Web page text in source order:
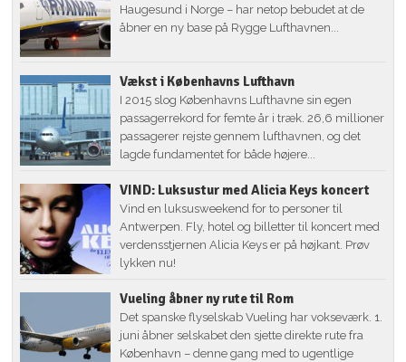
Haugesund i Norge – har netop bebudet at de
åbner en ny base på Rygge Lufthavnen...
Vækst i Københavns Lufthavn
I 2015 slog Københavns Lufthavne sin egen
passagerrekord for femte år i træk. 26,6 millioner
passagerer rejste gennem lufthavnen, og det
lagde fundamentet for både højere...
VIND: Luksustur med Alicia Keys koncert
Vind en luksusweekend for to personer til
Antwerpen. Fly, hotel og billetter til koncert med
verdensstjernen Alicia Keys er på højkant. Prøv
lykken nu!
Vueling åbner ny rute til Rom
Det spanske flyselskab Vueling har vokseværk. 1.
juni åbner selskabet den sjette direkte rute fra
København – denne gang med to ugentlige